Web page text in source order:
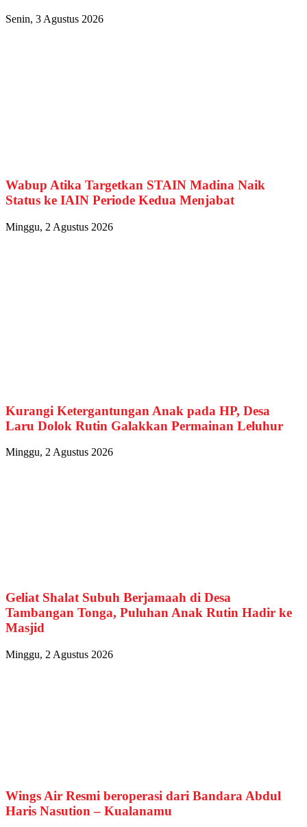
Senin, 3 Agustus 2026
Wabup Atika Targetkan STAIN Madina Naik
Status ke IAIN Periode Kedua Menjabat
Minggu, 2 Agustus 2026
Kurangi Ketergantungan Anak pada HP, Desa
Laru Dolok Rutin Galakkan Permainan Leluhur
Minggu, 2 Agustus 2026
Geliat Shalat Subuh Berjamaah di Desa
Tambangan Tonga, Puluhan Anak Rutin Hadir ke
Masjid
Minggu, 2 Agustus 2026
Wings Air Resmi beroperasi dari Bandara Abdul
Haris Nasution – Kualanamu